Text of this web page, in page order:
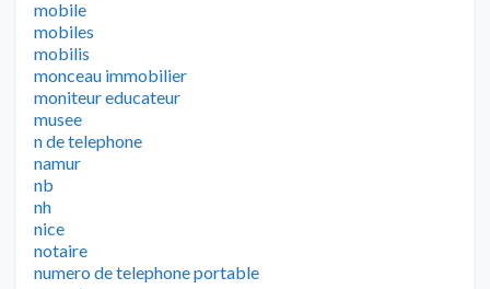
mobile
mobiles
mobilis
monceau immobilier
moniteur educateur
musee
n de telephone
namur
nb
nh
nice
notaire
numero de telephone portable